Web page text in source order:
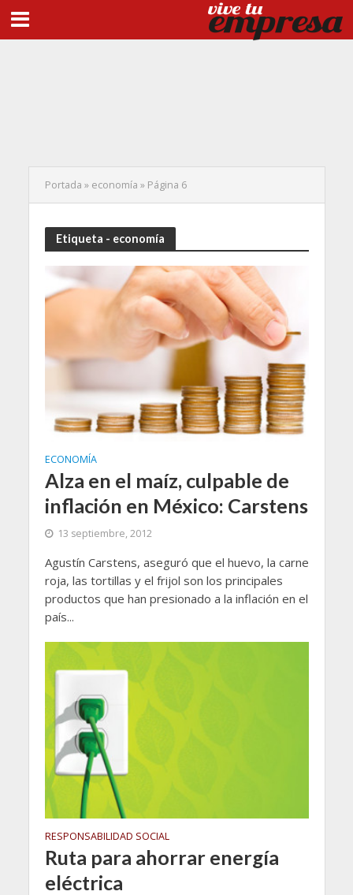
Portada » economía » Página 6
Etiqueta - economía
ECONOMÍA
Alza en el maíz, culpable de
inflación en México: Carstens
13 septiembre, 2012
Agustín Carstens, aseguró que el huevo, la carne
roja, las tortillas y el frijol son los principales
productos que han presionado a la inflación en el
país...
RESPONSABILIDAD SOCIAL
Ruta para ahorrar energía
eléctrica